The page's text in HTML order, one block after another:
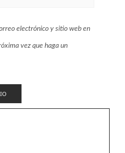
electrónico y sitio web en
vez que haga un